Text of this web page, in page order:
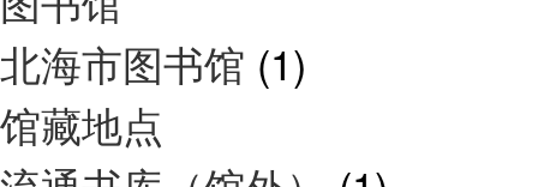
北海市图书馆 (1)
馆藏地点